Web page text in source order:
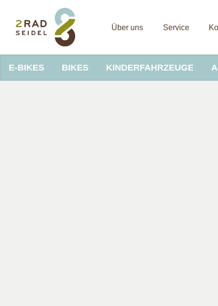
Über uns Service
E-BIKES BIKES KINDERFAHRZEUGE